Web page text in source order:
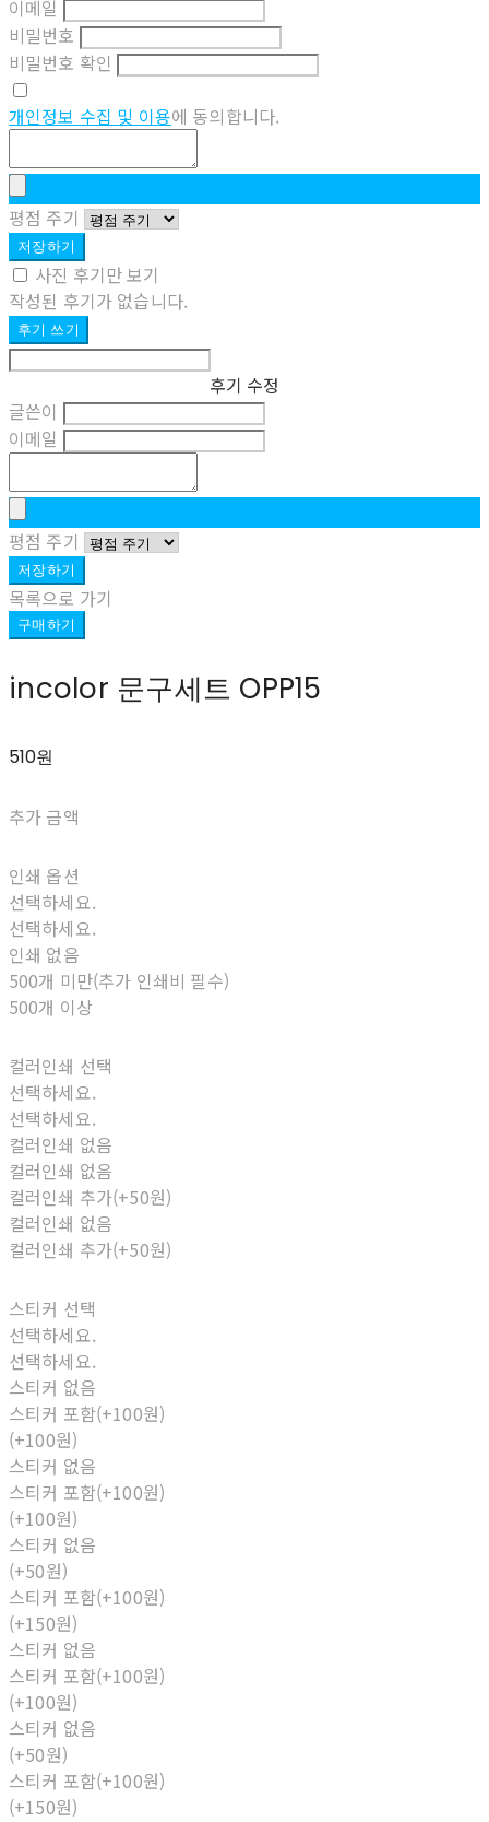
이메일
비밀번호
비밀번호 확인
개인정보 수집 및 이용에 동의합니다.
평점 주기
저장하기
사진 후기만 보기
작성된 후기가 없습니다.
후기 쓰기
후기 수정
글쓴이
이메일
평점 주기
저장하기
목록으로 가기
구매하기
incolor 문구세트 OPP15
510원
추가 금액
인쇄 옵션
선택하세요.
선택하세요.
인쇄 없음
500개 미만(추가 인쇄비 필수)
500개 이상
컬러인쇄 선택
선택하세요.
선택하세요.
컬러인쇄 없음
컬러인쇄 없음
컬러인쇄 추가(+50원)
컬러인쇄 없음
컬러인쇄 추가(+50원)
스티커 선택
선택하세요.
선택하세요.
스티커 없음
스티커 포함(+100원)
(+100원)
스티커 없음
스티커 포함(+100원)
(+100원)
스티커 없음
(+50원)
스티커 포함(+100원)
(+150원)
스티커 없음
스티커 포함(+100원)
(+100원)
스티커 없음
(+50원)
스티커 포함(+100원)
(+150원)